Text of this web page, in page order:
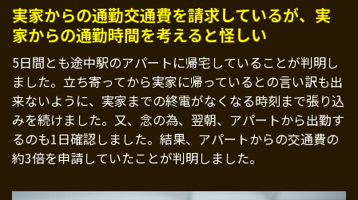
実家からの通勤交通費を請求しているが、実
家からの通勤時間を考えると怪しい
5日間とも途中駅のアパートに帰宅していることが判明し
ました。立ち寄ってから実家に帰っているとの言い訳も出
来ないように、実家までの終電がなくなる時刻まで張り込
みを続けました。又、念の為、翌朝、アパートから出勤す
るのも1日確認しました。結果、アパートからの交通費の
約3倍を申請していたことが判明しました。